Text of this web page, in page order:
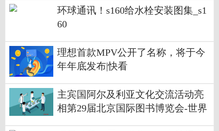
环球通讯！s160给水栓安装图集_s1
60
理想首款MPV公开了名称，将于今
年年底发布|快看
主宾国阿尔及利亚文化交流活动亮
相第29届北京国际图书博览会-世界